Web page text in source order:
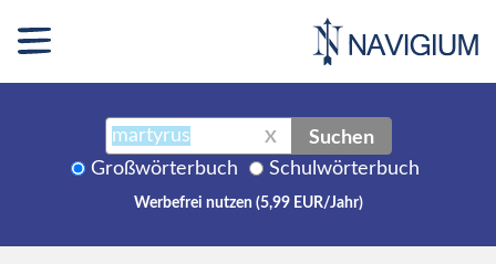
X Suchen
Großwörterbuch Schulwörterbuch
Werbefrei nutzen (5,99 EUR/Jahr)